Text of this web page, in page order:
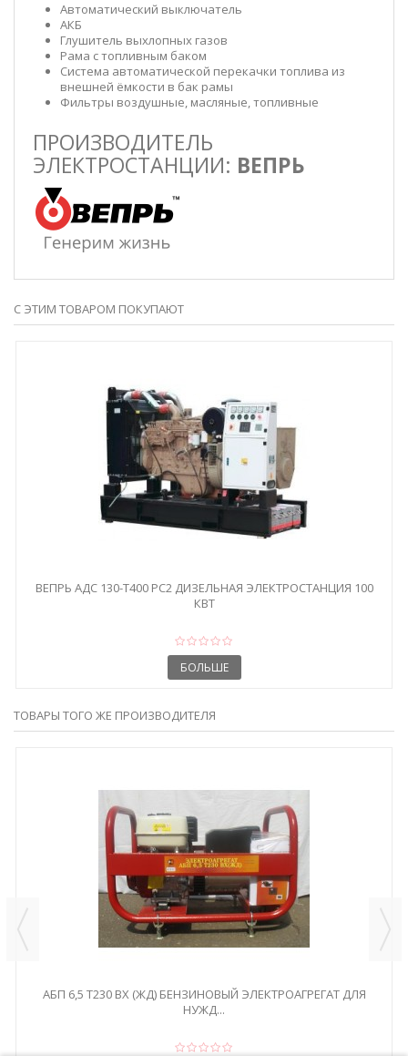
Автоматический выключатель
АКБ
Глушитель выхлопных газов
Рама с топливным баком
Система автоматической перекачки топлива из
внешней ёмкости в бак рамы
Фильтры воздушные, масляные, топливные
ПРОИЗВОДИТЕЛЬ
ЭЛЕКТРОСТАНЦИИ: ВЕПРЬ
С ЭТИМ ТОВАРОМ ПОКУПАЮТ
ВЕПРЬ АДС 130-Т400 РС2 ДИЗЕЛЬНАЯ ЭЛЕКТРОСТАНЦИЯ 100
КВТ
БОЛЬШЕ
ТОВАРЫ ТОГО ЖЕ ПРОИЗВОДИТЕЛЯ
АБП 6,5 Т230 ВХ (ЖД) БЕНЗИНОВЫЙ ЭЛЕКТРОАГРЕГАТ ДЛЯ
НУЖД...